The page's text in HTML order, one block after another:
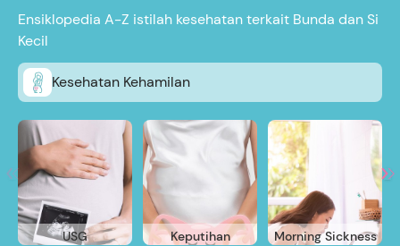
Ensiklopedia A-Z istilah kesehatan terkait Bunda dan Si
Kecil
Kesehatan Kehamilan
USG Keputihan Morning Sickness